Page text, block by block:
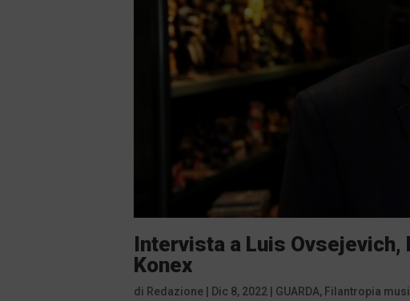
Intervista a Luis
Konex
di Redazione Dic 8, 2022 GUARDA, Filantropia